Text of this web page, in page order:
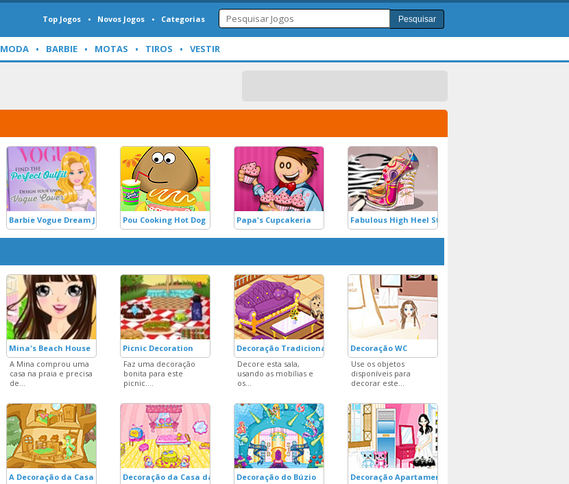
Top Jogos Novos Jogos Categorias Pesquisar
MODA BARBIE MOTAS TIROS VESTIR
Barbie Vogue Dream Job Pou Cooking Hot Dog Papa's Cupcakeria Fabulous High Heel Style
Mina's Beach House
A Mina comprou uma
casa na praia e precisa
de...
Picnic Decoration
Faz uma decoração
bonita para este
picnic....
Decoração Tradicional
Decore esta sala,
usando as mobílias e
os...
Decoração WC
Use os objetos
disponíveis para
decorar este...
A Decoração da Casa na ÁrvoreDecoração da Casa da Boneca RoDecoração do Búzio
Decoração Apartamento Jovem